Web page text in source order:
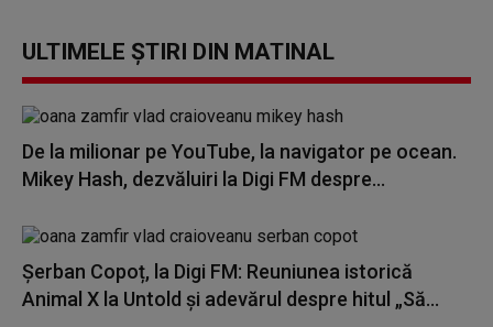
ULTIMELE ȘTIRI DIN MATINAL
De la milionar pe YouTube, la navigator pe ocean.
Mikey Hash, dezvăluiri la Digi FM despre...
Șerban Copoț, la Digi FM: Reuniunea istorică
Animal X la Untold și adevărul despre hitul „Să...